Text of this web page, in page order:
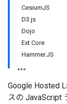
CesiumJS
D3.js
Dojo
Ext Core
Hammer.JS
Google Hosted
スの JavaScript